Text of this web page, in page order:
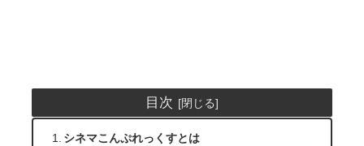
目次
シネマこんぷれっくすとは